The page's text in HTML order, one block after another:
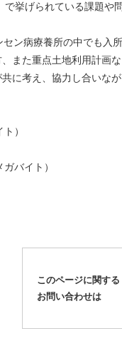
挙げられている課題や
ン病療養所の中でも入
また重点土地利用計画
に考え、協力し合いな
）
ガバイト）
このページに関する
お問い合わせは